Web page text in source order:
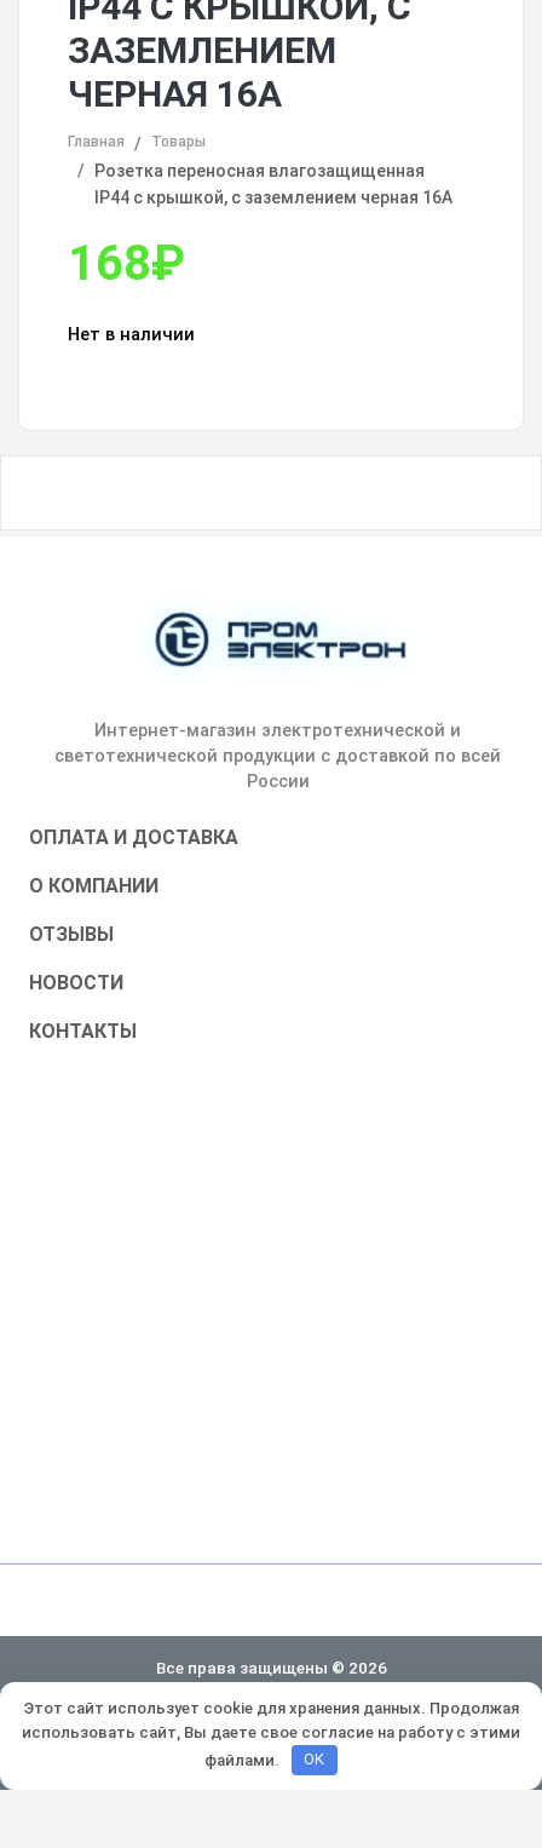
ЗАЗЕМЛЕНИЕМ
ЧЕРНАЯ 16А
Главная Товары
Розетка переносная влагозащищенная
IP44 с крышкой, с заземлением черная 16А
168₽
Нет в наличии
Интернет-магазин электротехнической и
светотехнической продукции с доставкой по всей
России
ОПЛАТА И ДОСТАВКА
О КОМПАНИИ
ОТЗЫВЫ
НОВОСТИ
КОНТАКТЫ
Все права защищены © 2026
Политика конфиденциальности
Разработка и продвижение:
Этот сайт использует cookie для хранения данных. Продолжая
использовать сайт, Вы даете свое согласие на работу с этими
файлами.
OK